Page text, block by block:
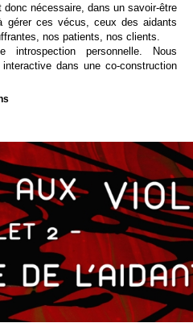
nécessaire, dans un savoir-être
gérer ces vécus, ceux des aidants
nos patients, nos clients.
personnelle. Nous
dans une co-construction